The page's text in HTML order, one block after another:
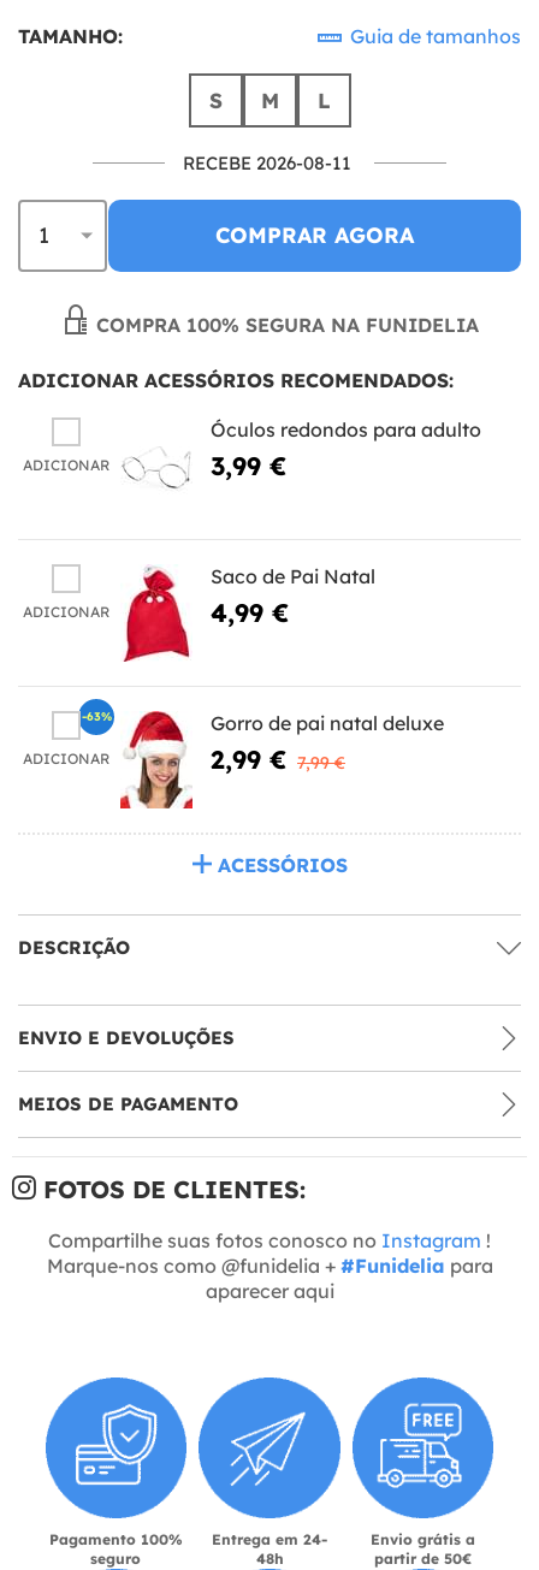
TAMANHO: Guia de tamanhos
S M L
RECEBE 2026-08-11
COMPRAR AGORA
COMPRA 100% SEGURA NA FUNIDELIA
ADICIONAR ACESSÓRIOS RECOMENDADOS:
ADICIONAR
Óculos redondos para adulto
3,99 €
ADICIONAR
Saco de Pai Natal
4,99 €
ADICIONAR
Gorro de pai natal deluxe
2,99 € 7,99 €
-63%
ACESSÓRIOS
DESCRIÇÃO
ENVIO E DEVOLUÇÕES
MEIOS DE PAGAMENTO
FOTOS DE CLIENTES:
Compartilhe suas fotos conosco no Instagram !
Marque-nos como @funidelia + #Funidelia para
aparecer aqui
Pagamento 100%
seguro
Entrega em 24-
48h
Envio grátis a
partir de 50€